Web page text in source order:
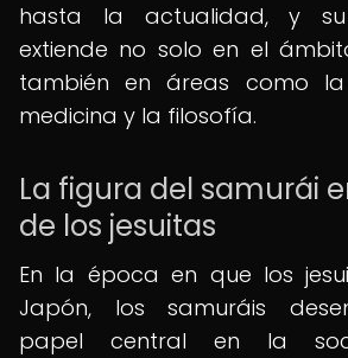
hasta la actualidad, y su
extiende no solo en el
también en áreas como
medicina y la filosofía.
La figura del samurái
de los jesuitas
En la época en que los
Japón, los samuráis
papel central en la